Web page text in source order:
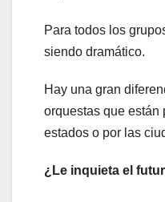
Para todos los
siendo dramático.
Hay una gran
orquestas que están
estados o por las
¿Le inquieta el